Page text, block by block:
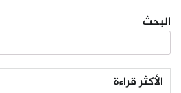
البحث
الأكثر قراءة